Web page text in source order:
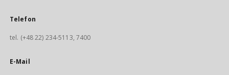
Telefon
tel. (+48 22) 234-5113, 7400
E-Mail